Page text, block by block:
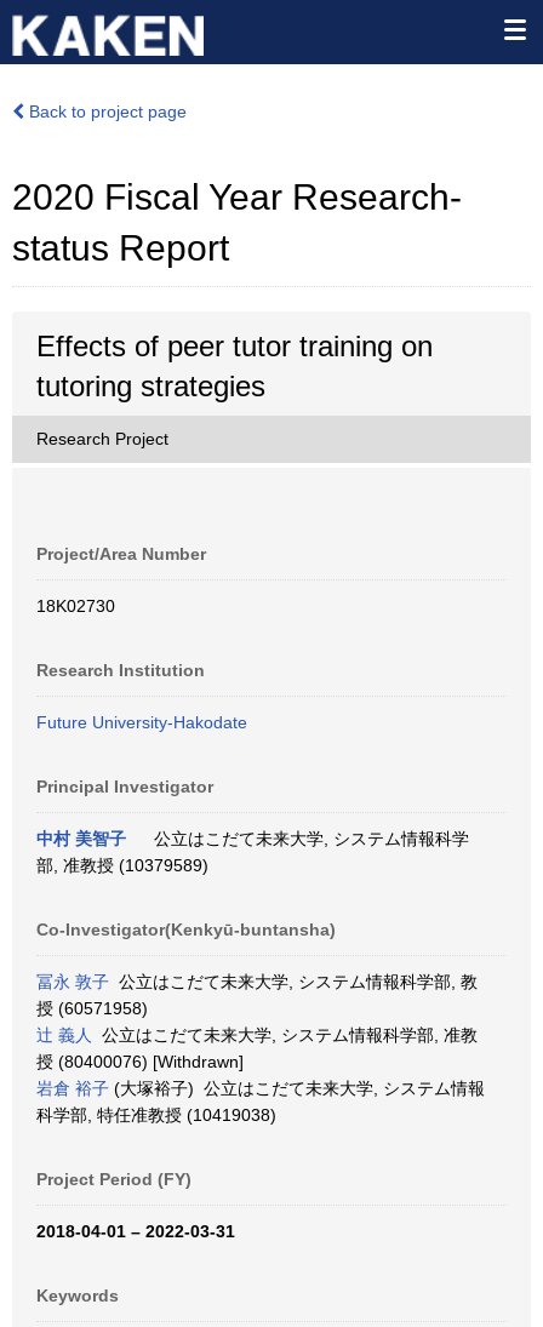
Back to project page
2020 Fiscal Year Research-
status Report
Effects of peer tutor training on
tutoring strategies
Research Project
Project/Area Number
18K02730
Research Institution
Future University-Hakodate
Principal Investigator
中村 美智子
公立はこだて未来大学, システム情報科学
部, 准教授 (10379589)
Co-Investigator(Kenkyū-buntansha)
冨永 敦子 公立はこだて未来大学, システム情報科学部, 教
授 (60571958)
辻 義人
公立はこだて未来大学, システム情報科学部, 准教
授 (80400076) [Withdrawn]
岩倉 裕子 (大塚裕子) 公立はこだて未来大学, システム情報
科学部, 特任准教授 (10419038)
Project Period (FY)
2018-04-01 – 2022-03-31
Keywords